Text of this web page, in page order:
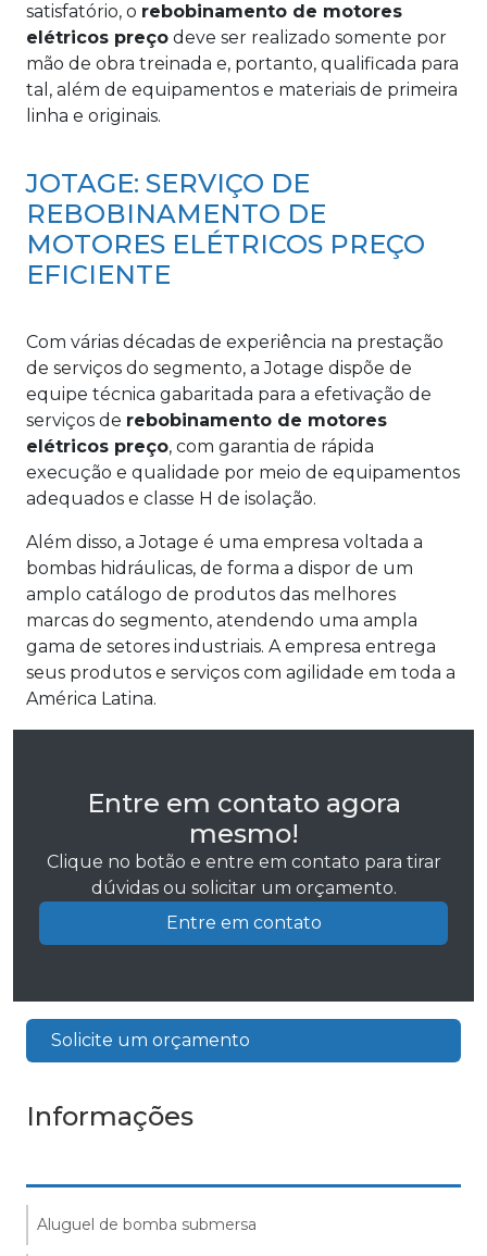
satisfatório, o rebobinamento de motores
elétricos preço deve ser realizado somente por
mão de obra treinada e, portanto, qualificada para
tal, além de equipamentos e materiais de primeira
linha e originais.
JOTAGE: SERVIÇO DE
REBOBINAMENTO DE
MOTORES ELÉTRICOS PREÇO
EFICIENTE
Com várias décadas de experiência na prestação
de serviços do segmento, a Jotage dispõe de
equipe técnica gabaritada para a efetivação de
serviços de rebobinamento de motores
elétricos preço, com garantia de rápida
execução e qualidade por meio de equipamentos
adequados e classe H de isolação.
Além disso, a Jotage é uma empresa voltada a
bombas hidráulicas, de forma a dispor de um
amplo catálogo de produtos das melhores
marcas do segmento, atendendo uma ampla
gama de setores industriais. A empresa entrega
seus produtos e serviços com agilidade em toda a
América Latina.
Entre em contato agora
mesmo!
Clique no botão e entre em contato para tirar
dúvidas ou solicitar um orçamento.
Entre em contato
Solicite um orçamento
Informações
Aluguel de bomba submersa